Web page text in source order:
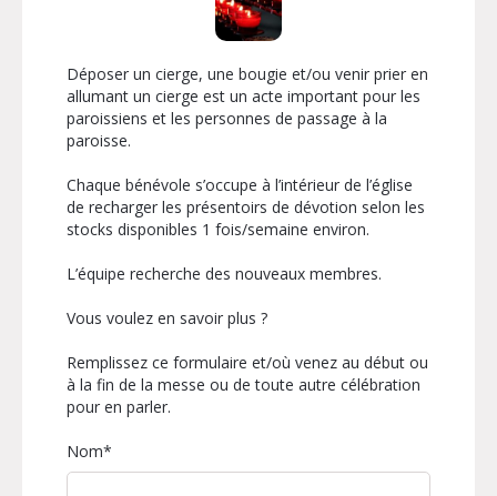
Déposer un cierge, une bougie et/ou venir prier en
allumant un cierge est un acte important pour les
paroissiens et les personnes de passage à la
paroisse.
Chaque bénévole s’occupe à l’intérieur de l’église
de recharger les présentoirs de dévotion selon les
stocks disponibles 1 fois/semaine environ.
L’équipe recherche des nouveaux membres.
Vous voulez en savoir plus ?
Remplissez ce formulaire et/où venez au début ou
à la fin de la messe ou de toute autre célébration
pour en parler.
Nom